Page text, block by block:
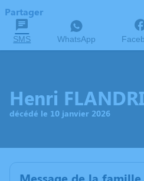
Partager
SMS WhatsApp
Henri
décédé le 10 janvier 2026
Message de la famille